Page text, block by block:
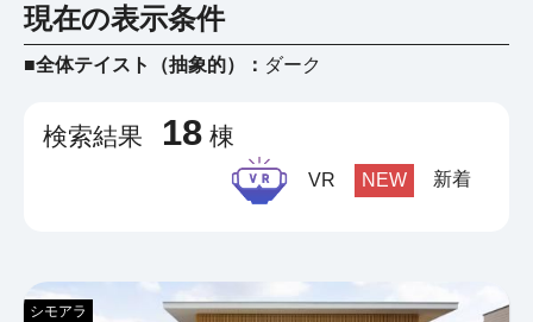
現在の表示条件
■全体テイスト（抽象的）： ダーク
検索結果 18 棟
VR NEW 新着
シモアラ